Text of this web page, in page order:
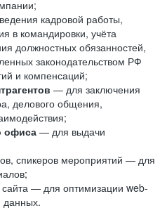
кадровой работы,
в командировки, учёта
должностных обязанностей,
законодательством РФ
и компенсаций;
— для заключения
делового общения,
офиса — для выдачи
спикеров мероприятий — для
— для оптимизации web-
данных.